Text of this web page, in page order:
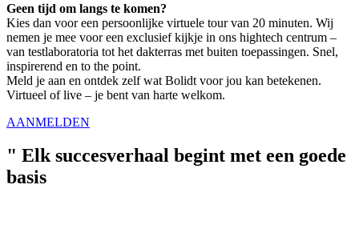
Geen tijd om langs te komen?
Kies dan voor een persoonlijke virtuele tour van 20 minuten. Wij
nemen je mee voor een exclusief kijkje in ons hightech centrum –
van testlaboratoria tot het dakterras met buiten toepassingen. Snel,
inspirerend en to the point.
Meld je aan en ontdek zelf wat Bolidt voor jou kan betekenen.
Virtueel of live – je bent van harte welkom.
AANMELDEN
" Elk succesverhaal begint met een goede
basis